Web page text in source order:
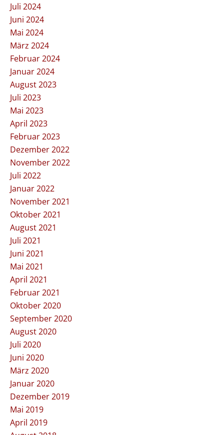
Juli 2024
Juni 2024
Mai 2024
März 2024
Februar 2024
Januar 2024
August 2023
Juli 2023
Mai 2023
April 2023
Februar 2023
Dezember 2022
November 2022
Juli 2022
Januar 2022
November 2021
Oktober 2021
August 2021
Juli 2021
Juni 2021
Mai 2021
April 2021
Februar 2021
Oktober 2020
September 2020
August 2020
Juli 2020
Juni 2020
März 2020
Januar 2020
Dezember 2019
Mai 2019
April 2019